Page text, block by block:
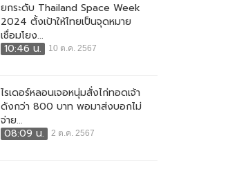
ยกระดับ Thailand Space Week
2024 ตั้งเป้าให้ไทยเป็นจุดหมาย
เชื่อมโยง...
10:46 น.
10 ต.ค. 2567
ไรเดอร์หลอนเจอหนุ่มสั่งไก่ทอดเจ้า
ดังกว่า 800 บาท พอมาส่งบอกไม่
จ่าย...
08:09 น.
2 ต.ค. 2567